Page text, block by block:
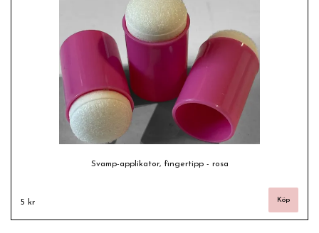
Svamp-applikator, fingertipp - rosa
5 kr